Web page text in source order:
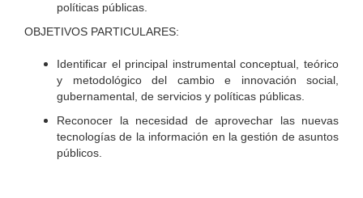
políticas públicas.
OBJETIVOS PARTICULARES:
Identificar el principal instrumental conceptual, teórico
y metodológico del cambio e innovación social,
gubernamental, de servicios y políticas públicas.
Reconocer la necesidad de aprovechar las nuevas
tecnologías de la información en la gestión de asuntos
públicos.